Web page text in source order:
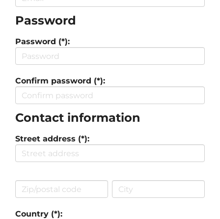
Password
Password (*):
Confirm password (*):
Contact information
Street address (*):
Country (*):